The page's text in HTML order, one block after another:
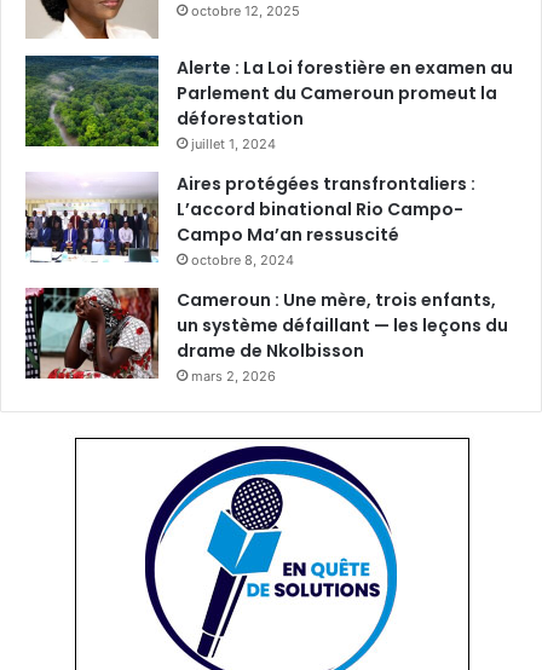
octobre 12, 2025
Alerte : La Loi forestière en examen au
Parlement du Cameroun promeut la
déforestation
juillet 1, 2024
Aires protégées transfrontaliers :
L’accord binational Rio Campo-
Campo Ma’an ressuscité
octobre 8, 2024
Cameroun : Une mère, trois enfants,
un système défaillant — les leçons du
drame de Nkolbisson
mars 2, 2026